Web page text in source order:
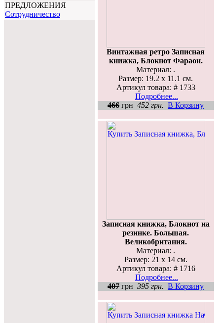
ПРЕДЛОЖЕНИЯ
Cотрудничество
Винтажная ретро Записная
книжка, Блокнот Фараон.
Материал: .
Размер: 19.2 х 11.1 см.
Артикул товара: # 1733
Подробнее...
466 грн 452 грн. В Корзину
Записная книжка, Блокнот на
резинке. Большая.
Великобритания.
Материал: .
Размер: 21 х 14 см.
Артикул товара: # 1716
Подробнее...
407 грн 395 грн. В Корзину